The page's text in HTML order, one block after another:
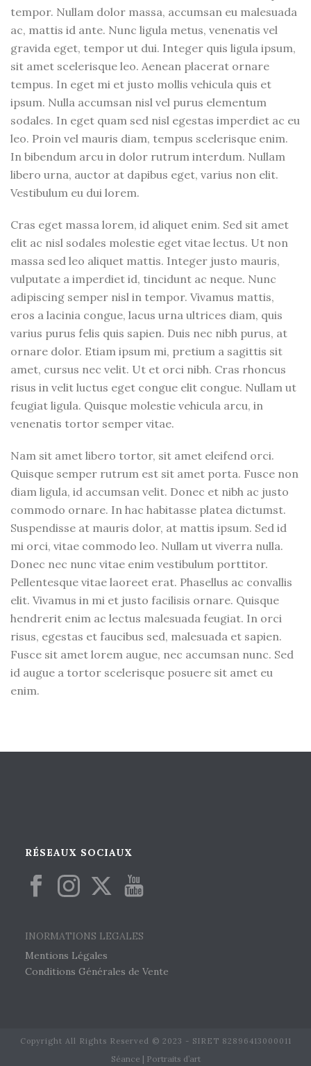
tempor. Nullam dolor massa, accumsan eu malesuada
ac, mattis id ante. Nunc ligula metus, venenatis vel
gravida eget, tempor ut dui. Integer quis ligula ipsum,
sit amet scelerisque leo. Aenean placerat ornare
tempus. In eget mi et justo mollis vehicula quis et
ipsum. Nulla accumsan nisl vel purus elementum
sodales. In eget quam sed nisl egestas imperdiet ac eu
leo. Proin vel mauris diam, tempus scelerisque enim.
In bibendum arcu in dolor rutrum interdum. Nullam
libero urna, auctor at dapibus eget, varius non elit.
Vestibulum eu dui lorem.
Cras eget massa lorem, id aliquet enim. Sed sit amet
elit ac nisl sodales molestie eget vitae lectus. Ut non
massa sed leo aliquet mattis. Integer justo mauris,
vulputate a imperdiet id, tincidunt ac neque. Nunc
adipiscing semper nisl in tempor. Vivamus mattis,
eros a lacinia congue, lacus urna ultrices diam, quis
varius purus felis quis sapien. Duis nec nibh purus, at
ornare dolor. Etiam ipsum mi, pretium a sagittis sit
amet, cursus nec velit. Ut et orci nibh. Cras rhoncus
risus in velit luctus eget congue elit congue. Nullam ut
feugiat ligula. Quisque molestie vehicula arcu, in
venenatis tortor semper vitae.
Nam sit amet libero tortor, sit amet eleifend orci.
Quisque semper rutrum est sit amet porta. Fusce non
diam ligula, id accumsan velit. Donec et nibh ac justo
commodo ornare. In hac habitasse platea dictumst.
Suspendisse at mauris dolor, at mattis ipsum. Sed id
mi orci, vitae commodo leo. Nullam ut viverra nulla.
Donec nec nunc vitae enim vestibulum porttitor.
Pellentesque vitae laoreet erat. Phasellus ac convallis
elit. Vivamus in mi et justo facilisis ornare. Quisque
hendrerit enim ac lectus malesuada feugiat. In orci
risus, egestas et faucibus sed, malesuada et sapien.
Fusce sit amet lorem augue, nec accumsan nunc. Sed
id augue a tortor scelerisque posuere sit amet eu
enim.
RÉSEAUX SOCIAUX
INORMATIONS LEGALES
Mentions Légales
Conditions Générales de Vente
Copyright All Rights Reserved © 2023 - SIRET 82896413000011
Séance | Portraits d’art